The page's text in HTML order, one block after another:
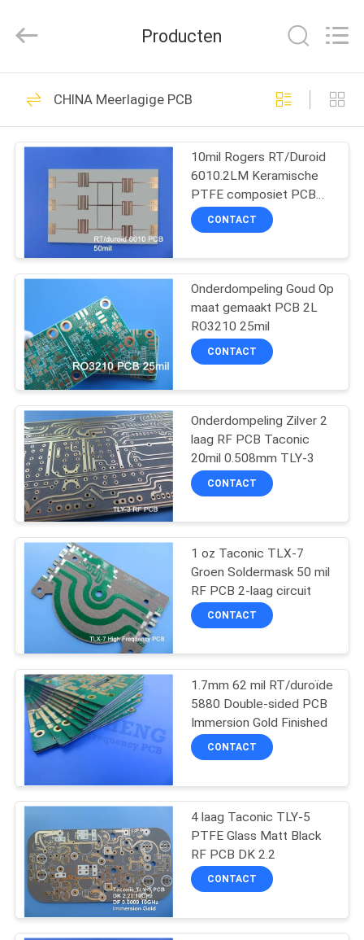
HUIS
PRODUCTEN
VIDEO'S
OVER
ONS
FABRIEKSTOCHT
KWALITEITSCONTROLE
NEEM
CONTACT
MET
ONS
OP
NIEUWS
GEVALLEN
SITEMAP
PRIVACYBELEID
Technology
Rights
Rf-de Raad van PCB
359
De Raad van
Rogerspcb
248
Taconic PCB
PTFE-de Raad van
PCB
F4B PCB's
39
Producten
CHINA Meerlagige PCB
10mil Rogers RT/Duroid
6010.2LM Keramische
PTFE composiet PCB
met onderdompeling
goud
CONTACT
Onderdompeling Goud Op
maat gemaakt PCB 2L
RO3210 25mil
CONTACT
Onderdompeling Zilver 2
laag RF PCB Taconic
20mil 0.508mm TLY-3
CONTACT
1 oz Taconic TLX-7
Groen Soldermask 50 mil
RF PCB 2-laag circuit
CONTACT
1.7mm 62 mil RT/duroïde
5880 Double-sided PCB
Immersion Gold Finished
CONTACT
4 laag Taconic TLY-5
PTFE Glass Matt Black
RF PCB DK 2.2
CONTACT